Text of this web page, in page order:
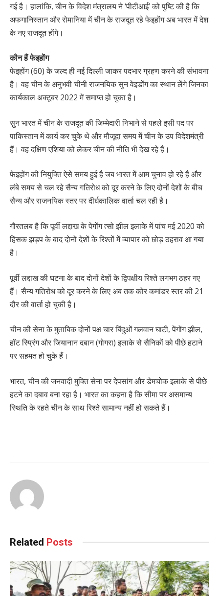
गई है। हालांकि, चीन के विदेश मंत्रालय ने ‘पीटीआई’ को पुष्टि की है कि
अफगानिस्तान और रोमानिया में चीन के राजदूत रहे फेइहोंग अब भारत में देश
के नए राजदूत होंगे।
कौन हैं फेइहोंग
फेइहोंग (60) के जल्द ही नई दिल्ली जाकर पदभार ग्रहण करने की संभावना
है। वह चीन के अनुभवी चीनी राजनयिक सुन वेइडोंग का स्थान लेंगे जिनका
कार्यकाल अक्टूबर 2022 में समाप्त हो चुका है।
सुन भारत में चीन के राजदूत की जिम्मेदारी निभाने से पहले इसी पद पर
पाकिस्तान में कार्य कर चुके थे और मौजूदा समय में चीन के उप विदेशमंत्री
हैं। वह दक्षिण एशिया को लेकर चीन की नीति भी देख रहे हैं।
फेइहोंग की नियुक्ति ऐसे समय हुई है जब भारत में आम चुनाव हो रहे हैं और
लंबे समय से चल रहे सैन्य गतिरोध को दूर करने के लिए दोनों देशों के बीच
सैन्य और राजनयिक स्तर पर दीर्घकालिक वार्ता चल रही है।
गौरतलब है कि पूर्वी लद्दाख के पेगोंग त्सो झील इलाके में पांच मई 2020 को
हिंसक झड़प के बाद दोनों देशों के रिश्तों में व्यापार को छोड़ ठहराव आ गया
है।
पूर्वी लद्दाख की घटना के बाद दोनों देशों के द्विपक्षीय रिश्ते लगभग ठहर गए
हैं। सैन्य गतिरोध को दूर करने के लिए अब तक कोर कमांडर स्तर की 21
दौर की वार्ता हो चुकी है।
चीन की सेना के मुताबिक दोनों पक्ष चार बिंदुओं गलवान घाटी, पेंगोंग झील,
हॉट स्प्रिंग और जियानान दबान (गोगरा) इलाके से सैनिकों को पीछे हटाने
पर सहमत हो चुके हैं।
भारत, चीन की जनवादी मुक्ति सेना पर देपसांग और डेमचोक इलाके से पीछे
हटने का दबाव बना रहा है। भारत का कहना है कि सीमा पर असमान्य
स्थिति के रहते चीन के साथ रिश्ते सामान्य नहीं हो सकते हैं।
Related Posts